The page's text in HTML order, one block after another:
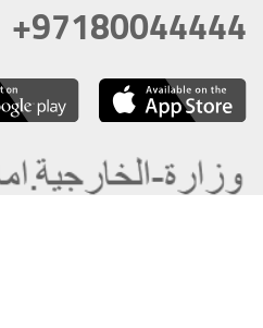
+97180044444